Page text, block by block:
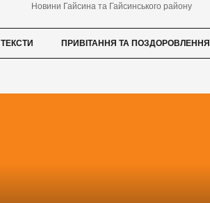
Новини Гайсина та Гайсинського району
ТЕКСТИ ПРИВІТАННЯ ТА ПОЗДОРОВЛЕННЯ